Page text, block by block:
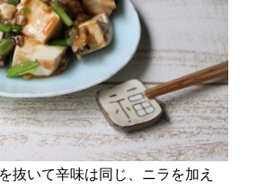
抜いて辛味は同じ、ニラを加え